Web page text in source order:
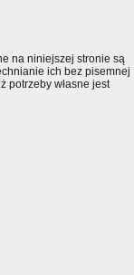
na niniejszej stronie są
ich bez pisemnej
potrzeby własne jest